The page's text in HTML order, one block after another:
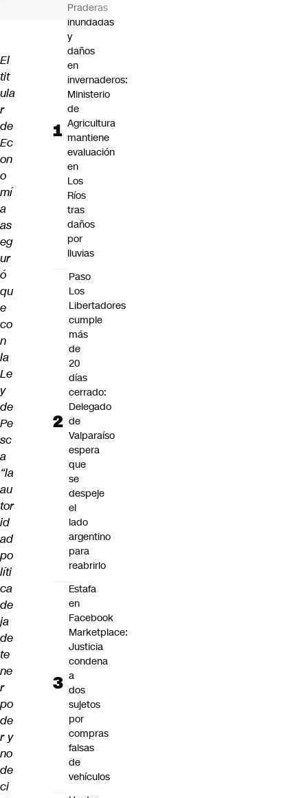
El
tit
ula
r
de
Ec
on
o
mí
a
as
eg
ur
ó
qu
e
co
n
la
Le
y
de
Pe
sc
a
“la
au
tor
id
ad
po
líti
ca
de
ja
de
te
ne
r
po
de
r y
no
de
ci
Praderas
inundadas
y
daños
en
invernaderos:
Ministerio
de
Agricultura
mantiene
evaluación
en
Los
Ríos
tras
daños
por
lluvias
Paso
Los
Libertadores
cumple
más
de
20
días
cerrado:
Delegado
de
Valparaíso
espera
que
se
despeje
el
lado
argentino
para
reabrirlo
Estafa
en
Facebook
Marketplace:
Justicia
condena
a
dos
sujetos
por
compras
falsas
de
vehículos